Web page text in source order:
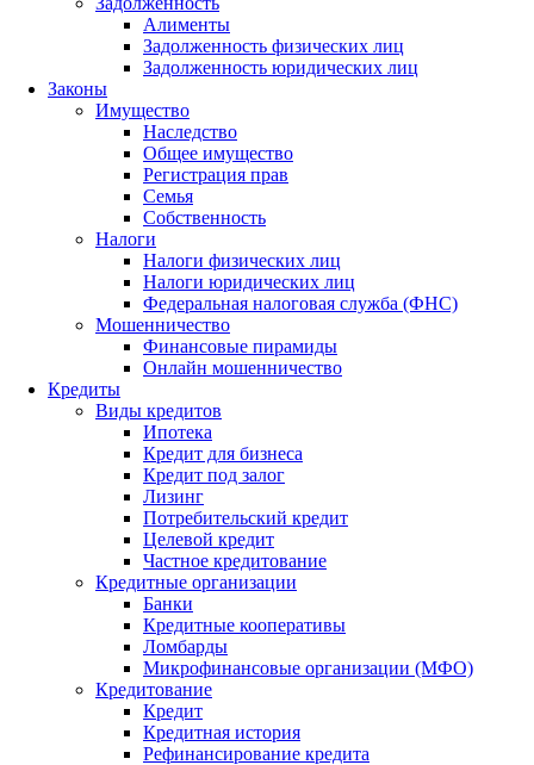
Алименты
Задолженность физических лиц
Задолженность юридических лиц
Законы
Имущество
Наследство
Общее имущество
Регистрация прав
Семья
Собственность
Налоги
Налоги физических лиц
Налоги юридических лиц
Федеральная налоговая служба (ФНС)
Мошенничество
Финансовые пирамиды
Онлайн мошенничество
Кредиты
Виды кредитов
Ипотека
Кредит для бизнеса
Кредит под залог
Лизинг
Потребительский кредит
Целевой кредит
Частное кредитование
Кредитные организации
Банки
Кредитные кооперативы
Ломбарды
Микрофинансовые организации (МФО)
Кредитование
Кредит
Кредитная история
Рефинансирование кредита